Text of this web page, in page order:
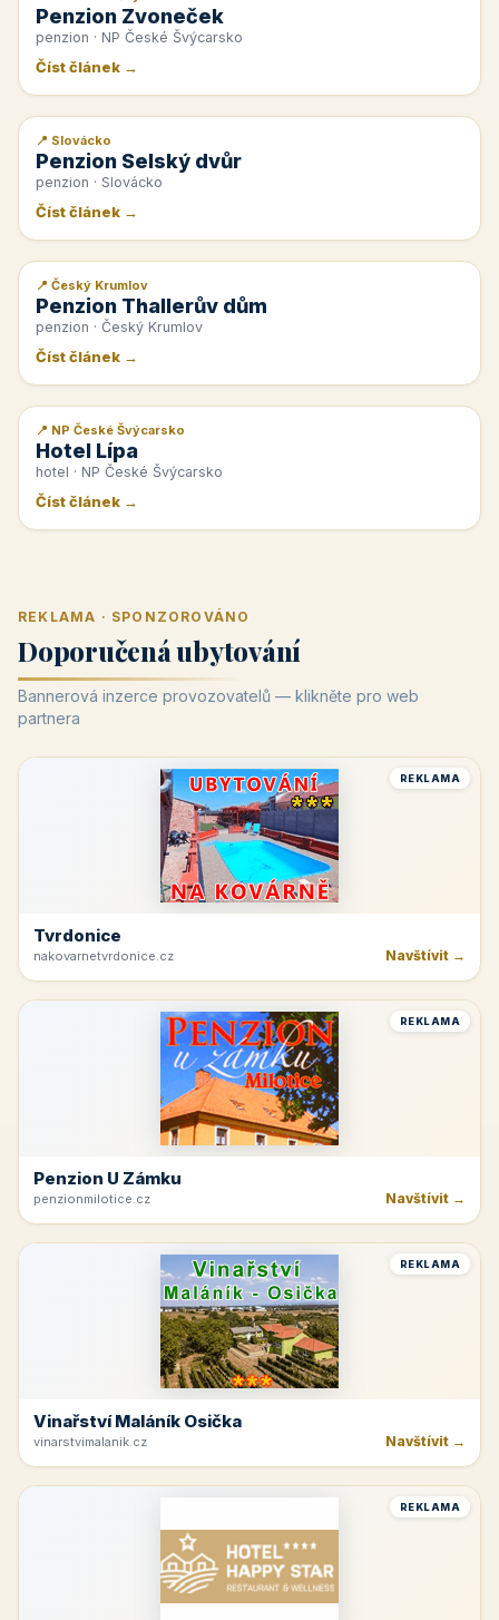
Penzion Zvoneček
penzion · NP České Švýcarsko
Číst článek →
📰 PR článek
📍 Slovácko
Penzion Selský dvůr
penzion · Slovácko
Číst článek →
📰 PR článek
📍 Český Krumlov
Penzion Thallerův dům
penzion · Český Krumlov
Číst článek →
📰 PR článek
📍 NP České Švýcarsko
Hotel Lípa
hotel · NP České Švýcarsko
Číst článek →
REKLAMA · SPONZOROVÁNO
Doporučená ubytování
Bannerová inzerce provozovatelů — klikněte pro web
partnera
REKLAMA
Tvrdonice
nakovarnetvrdonice.cz Navštívit →
REKLAMA
Penzion U Zámku
penzionmilotice.cz Navštívit →
REKLAMA
Vinařství Maláník Osička
vinarstvimalanik.cz Navštívit →
REKLAMA